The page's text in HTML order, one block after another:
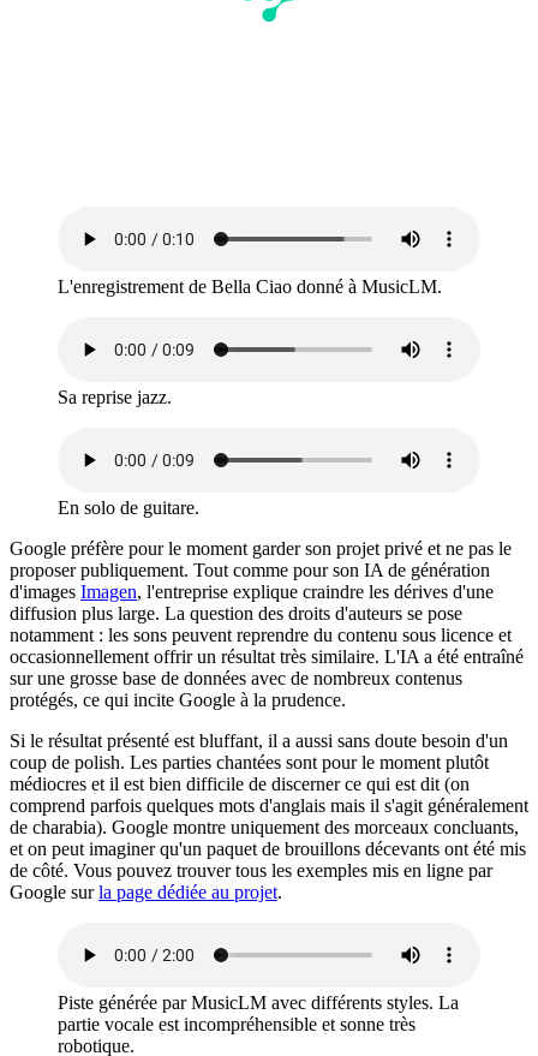
L'enregistrement de Bella Ciao donné à MusicLM.
Sa reprise jazz.
En solo de guitare.
Google préfère pour le moment garder son projet privé et ne pas le
proposer publiquement. Tout comme pour son IA de génération
d'images Imagen, l'entreprise explique craindre les dérives d'une
diffusion plus large. La question des droits d'auteurs se pose
notamment : les sons peuvent reprendre du contenu sous licence et
occasionnellement offrir un résultat très similaire. L'IA a été entraîné
sur une grosse base de données avec de nombreux contenus
protégés, ce qui incite Google à la prudence.
Si le résultat présenté est bluffant, il a aussi sans doute besoin d'un
coup de polish. Les parties chantées sont pour le moment plutôt
médiocres et il est bien difficile de discerner ce qui est dit (on
comprend parfois quelques mots d'anglais mais il s'agit généralement
de charabia). Google montre uniquement des morceaux concluants,
et on peut imaginer qu'un paquet de brouillons décevants ont été mis
de côté. Vous pouvez trouver tous les exemples mis en ligne par
Google surla page dédiée au projet.
Piste générée par MusicLM avec différents styles. La
partie vocale est incompréhensible et sonne très
robotique.